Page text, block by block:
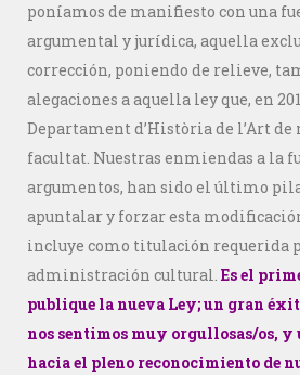
poníamos de manifiesto con una
argumental y jurídica, aquella
corrección, poniendo de relieve,
alegaciones a aquella ley que, en
Departament d’Història de l’Art de
facultat. Nuestras enmiendas a la
argumentos, han sido el último
apuntalar y forzar esta
incluye como titulación requerida
administración cultural. Es el
publique la nueva Ley; un gran
nos sentimos muy orgullosas/os, y
hacia el pleno reconocimiento de